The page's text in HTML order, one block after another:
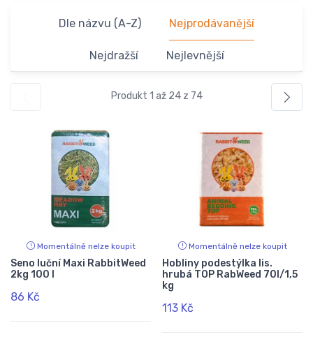
Dle názvu (A-Z) Nejprodávanější
Nejdražší Nejlevnější
Produkt 1 až 24 z 74
Momentálně nelze koupit
Seno luční Maxi RabbitWeed
2kg 100 l
86 Kč
Momentálně nelze koupit
Hobliny podestýlka lis.
hrubá TOP RabWeed 70l/1,5
kg
113 Kč